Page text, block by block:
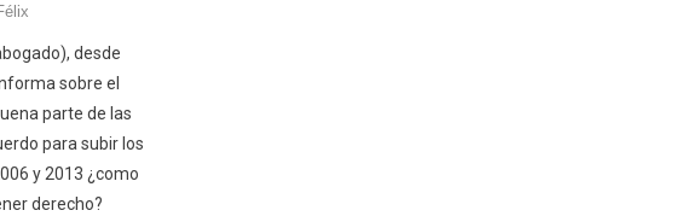
desde
sobre el
parte de las
para subir los
y 2013 ¿como
derecho?